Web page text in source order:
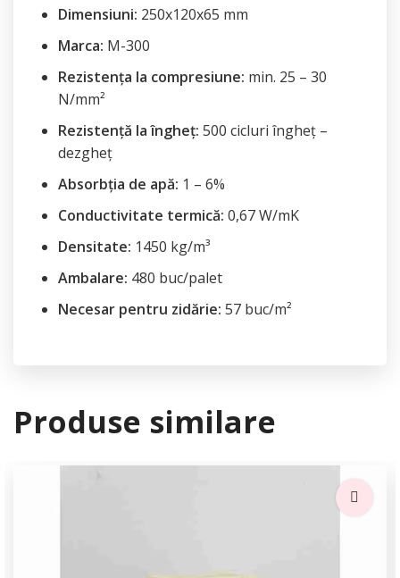
Dimensiuni: 250x120x65 mm
Marca: M-300
Rezistența la compresiune: min. 25 – 30
N/mm²
Rezistență la îngheț: 500 cicluri îngheț –
dezgheț
Absorbția de apă: 1 – 6%
Conductivitate termică: 0,67 W/mK
Densitate: 1450 kg/m³
Ambalare: 480 buc/palet
Necesar pentru zidărie: 57 buc/m²
Produse similare